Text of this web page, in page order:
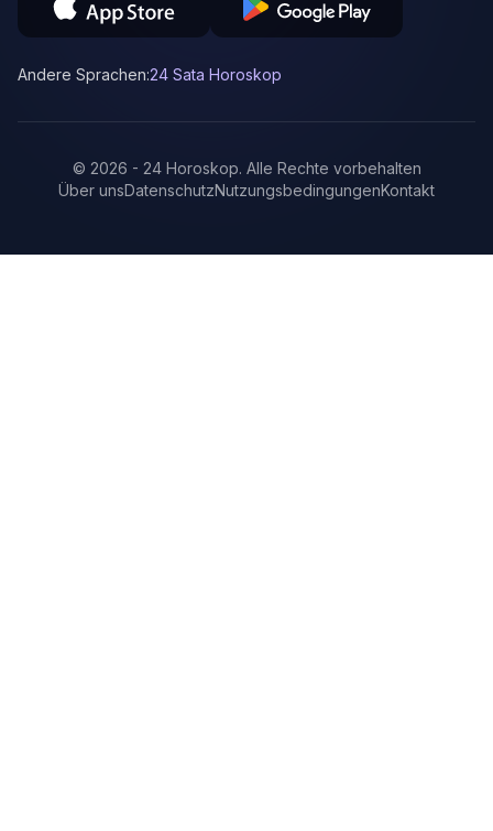
Andere Sprachen:24 Sata Horoskop
© 2026 - 24 Horoskop. Alle Rechte vorbehalten
Über unsDatenschutzNutzungsbedingungenKontakt